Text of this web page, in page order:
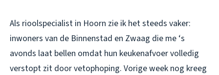
Als rioolspecialist in Hoorn zie ik het steeds vaker:
inwoners van de Binnenstad en Zwaag die me ‘s
avonds laat bellen omdat hun keukenafvoer volledig
verstopt zit door vetophoping. Vorige week nog kreeg